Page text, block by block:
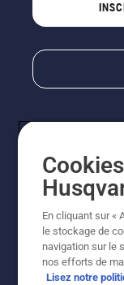
© Husqvarna
indiqués sont
contractuelles.
En cliquant sur «
le stockage de
navigation sur le
nos efforts de
Lisez notre